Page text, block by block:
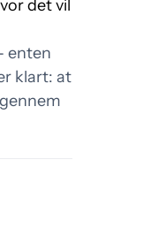
det vil
enten
klart: at